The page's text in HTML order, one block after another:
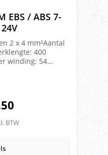
EBS / ABS 7-
2 x 4 mm²Aantal
400
winding: 54
BTW